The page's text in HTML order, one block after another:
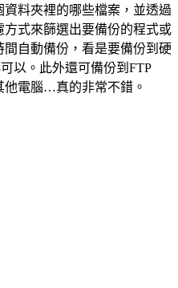
料夾裡的哪些檔案，並透過
式來篩選出要備份的程式或
自動備份，看是要備份到硬
以。此外還可備份到FTP
他電腦…真的非常不錯。